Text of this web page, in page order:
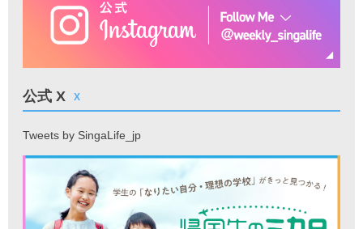
公式 X X
Tweets by SingaLife_jp